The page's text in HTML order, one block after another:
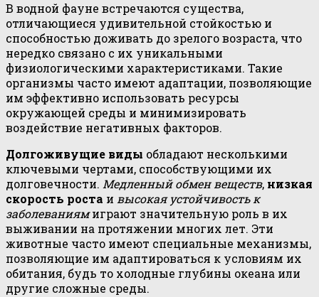
В водной фауне встречаются существа,
отличающиеся удивительной стойкостью и
способностью доживать до зрелого возраста, что
нередко связано с их уникальными
физиологическими характеристиками. Такие
организмы часто имеют адаптации, позволяющие
им эффективно использовать ресурсы
окружающей среды и минимизировать
воздействие негативных факторов.
Долгоживущие виды обладают несколькими
ключевыми чертами, способствующими их
долговечности. Медленный обмен веществ, низкая
скорость роста и высокая устойчивость к
заболеваниямиграют значительную роль в их
выживании на протяжении многих лет. Эти
животные часто имеют специальные механизмы,
позволяющие им адаптироваться к условиям их
обитания, будь то холодные глубины океана или
другие сложные среды.